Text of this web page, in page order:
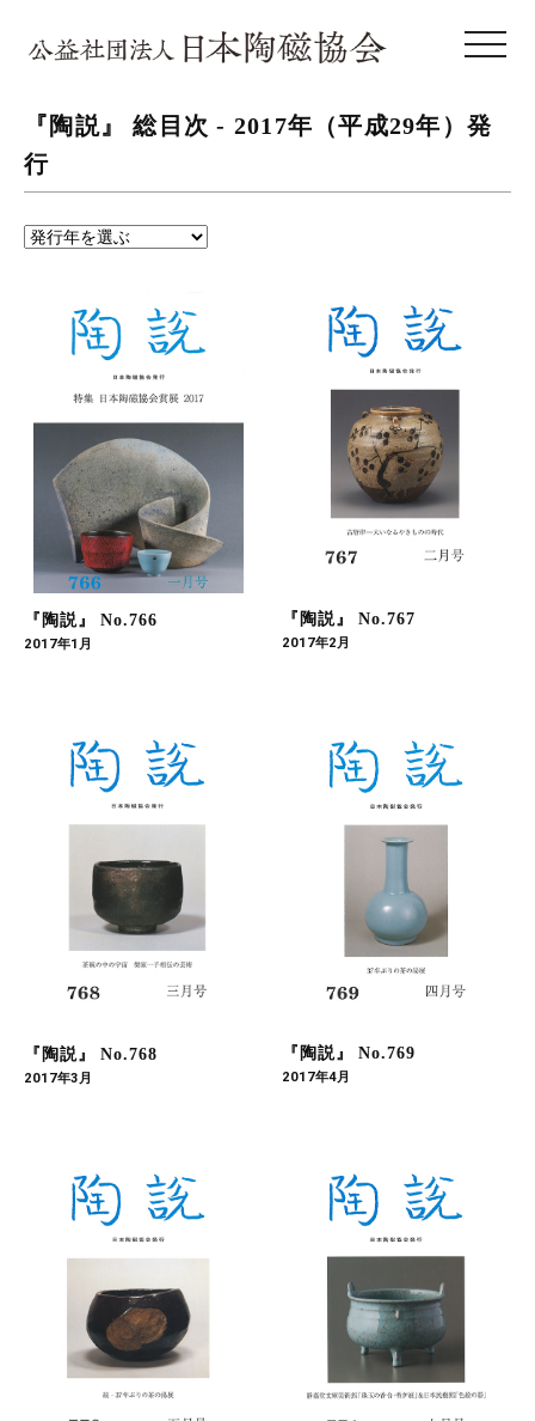
toggle
『陶説』 総目次 - 2017年（平成29年） 発
行
『陶説』 No.766
2017年1月
『陶説』 No.767
2017年2月
『陶説』 No.768
2017年3月
『陶説』 No.769
2017年4月